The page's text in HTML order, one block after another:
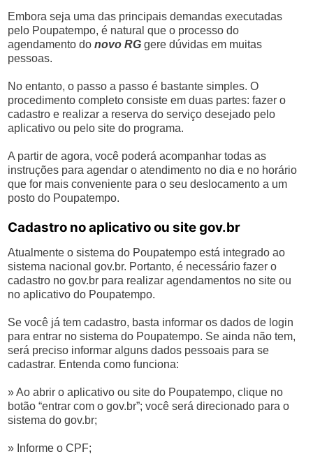
Embora seja uma das principais demandas executadas
pelo Poupatempo, é natural que o processo do
agendamento donovo RG gere dúvidas em muitas
pessoas.
No entanto, o passo a passo é bastante simples. O
procedimento completo consiste em duas partes: fazer o
cadastro e realizar a reserva do serviço desejado pelo
aplicativo ou pelo site do programa.
A partir de agora, você poderá acompanhar todas as
instruções para agendar o atendimento no dia e no horário
que for mais conveniente para o seu deslocamento a um
posto do Poupatempo.
Cadastro no aplicativo ou site gov.br
Atualmente o sistema do Poupatempo está integrado ao
sistema nacional gov.br. Portanto, é necessário fazer o
cadastro no gov.br para realizar agendamentos no site ou
no aplicativo do Poupatempo.
Se você já tem cadastro, basta informar os dados de login
para entrar no sistema do Poupatempo. Se ainda não tem,
será preciso informar alguns dados pessoais para se
cadastrar. Entenda como funciona:
» Ao abrir o aplicativo ou site do Poupatempo, clique no
botão “entrar com o gov.br”; você será direcionado para o
sistema do gov.br;
» Informe o CPF;